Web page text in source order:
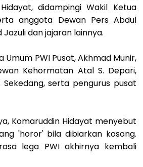
didampingi Wakil Ketua
anggota Dewan Pers Abdul
dan jajaran lainnya.
Umum PWI Pusat, Akhmad Munir,
Kehormatan Atal S. Depari,
Sekedang, serta pengurus pusat
Komaruddin Hidayat menyebut
'horor' bila dibiarkan kosong.
lega PWI akhirnya kembali